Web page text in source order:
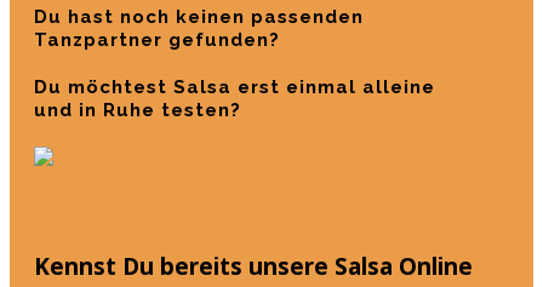
Du hast noch keinen passenden
Tanzpartner gefunden?
Du möchtest Salsa erst einmal alleine
und in Ruhe testen?
Kennst Du bereits unsere Salsa Online